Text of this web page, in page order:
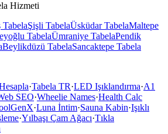
Hizmeti
TabelaŞişli TabelaÜsküdarTabelaMaltepe
TabelaÜmraniye TabelaPendik
Beylikdüzü TabelaSancaktepe Tabela
·Tabela TR·LED Işıklandırma·A1
SEO·Wheelie Names·Health Calc
·Luna İntim·Sauna Kabin·Işıklı
·Yılbaşı Çam Ağacı·Tıkla